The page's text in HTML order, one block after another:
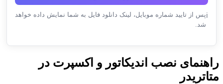
ℹ️پس از تایید شماره موبایل، لینک دانلود فایل به شما نمایش داده خواهد
شد.
راهنمای نصب اندیکاتور و اکسپرت در
متاتریدر